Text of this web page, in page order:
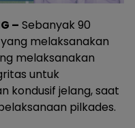
– Sebanyak 90
melaksanakan
melaksanakan
untuk
kondusif jelang, saat
pilkades.